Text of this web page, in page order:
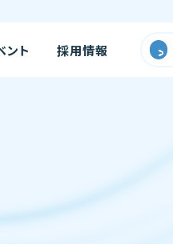
ント 採用情報